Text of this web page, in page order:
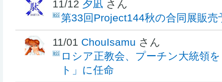
11/12 夕凪 さん
第33回Project144秋の合同展販
11/01 ChouIsamu さん
ロシア正教会、プーチン大統領
ト」に任命